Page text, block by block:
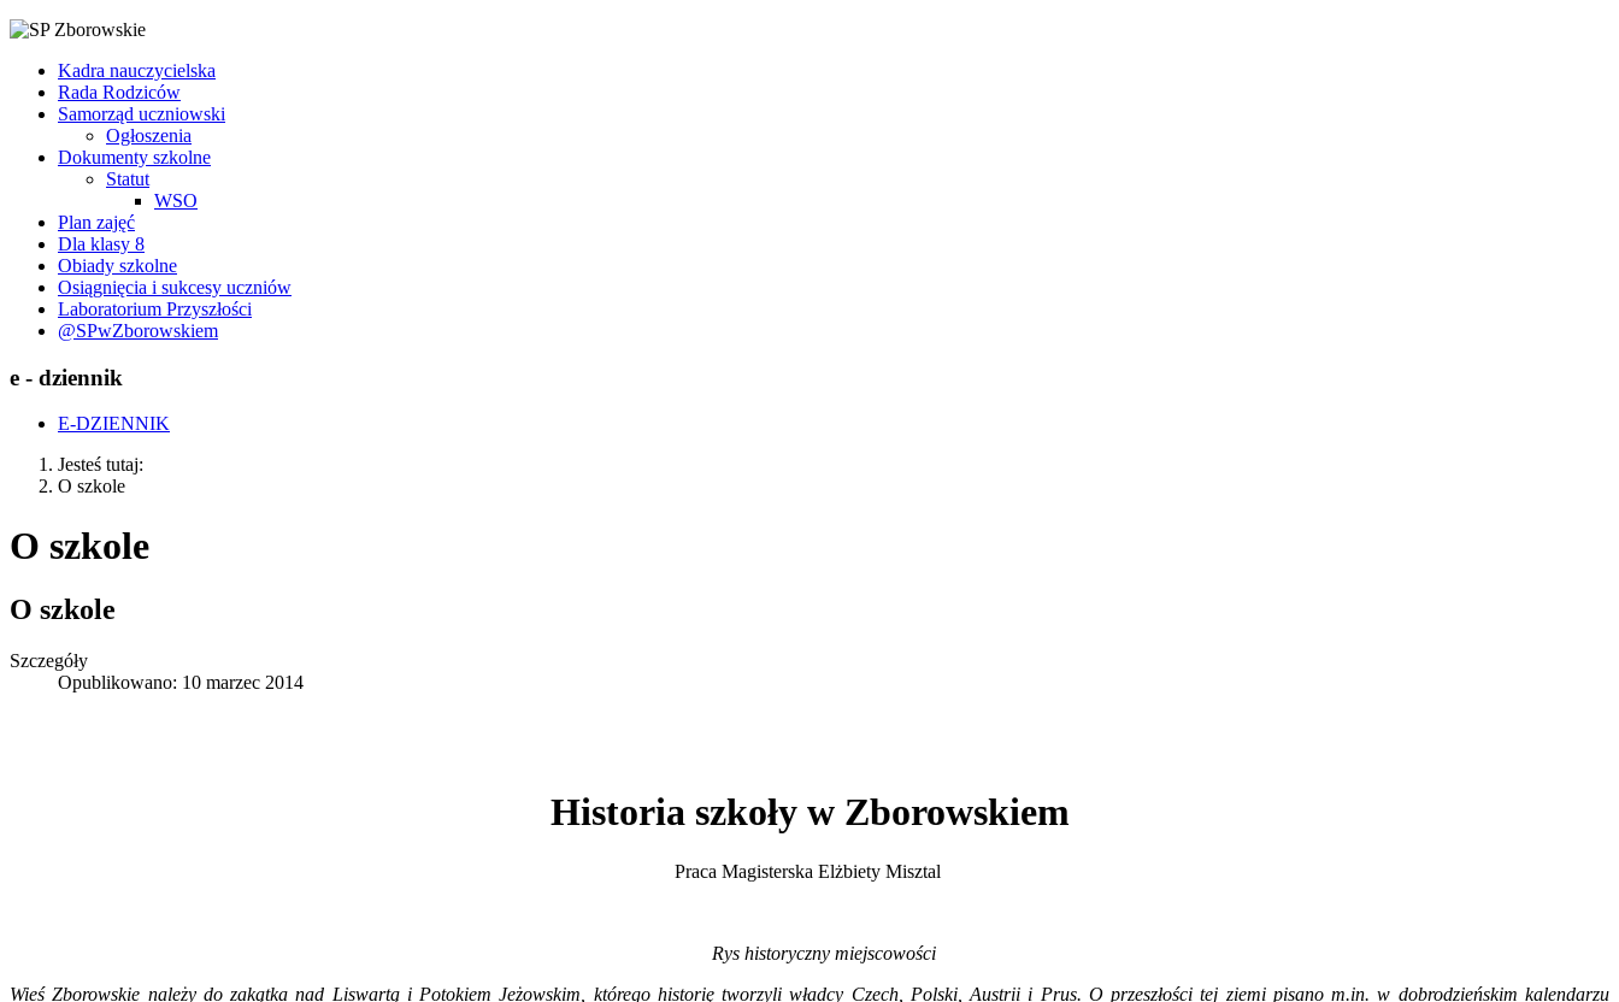
Kadra nauczycielska
Rada Rodziców
Samorząd uczniowski
Ogłoszenia
Dokumenty szkolne
Statut
WSO
Plan zajęć
Dla klasy 8
Obiady szkolne
Osiągnięcia i sukcesy uczniów
Laboratorium Przyszłości
@SPwZborowskiem
e - dziennik
E-DZIENNIK
Jesteś tutaj:
O szkole
O szkole
O szkole
Szczegóły
Opublikowano: 10 marzec 2014
Historia szkoły w Zborowskiem
Praca Magisterska Elżbiety Misztal
Rys historyczny miejscowości
Wieś Zborowskie należy do zakątka nad Liswartą i Potokiem Jeżowskim, którego historię tworzyli władcy Czech, Polski, Austrii i Prus. O przeszłości tej ziemi pisano m.in. w dobrodzieńskim kalendarzu